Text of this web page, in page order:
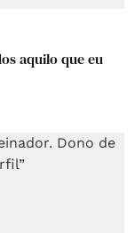
aquilo que eu